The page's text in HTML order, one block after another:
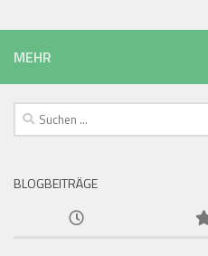
MEHR
Suchen
nach:
BLOGBEITRÄGE